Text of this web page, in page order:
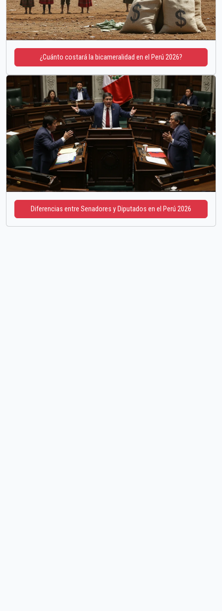
¿Cuánto costará la bicameralidad en el Perú 2026?
Diferencias entre Senadores y Diputados en el Perú 2026